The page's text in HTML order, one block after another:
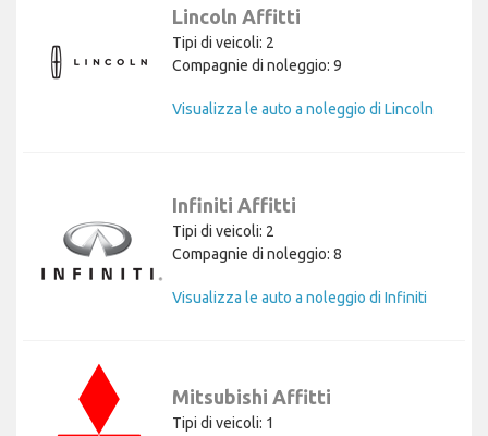
Lincoln Affitti
Tipi di veicoli: 2
Compagnie di noleggio: 9
Visualizza le auto a noleggio di Lincoln
Infiniti Affitti
Tipi di veicoli: 2
Compagnie di noleggio: 8
Visualizza le auto a noleggio di Infiniti
Mitsubishi Affitti
Tipi di veicoli: 1